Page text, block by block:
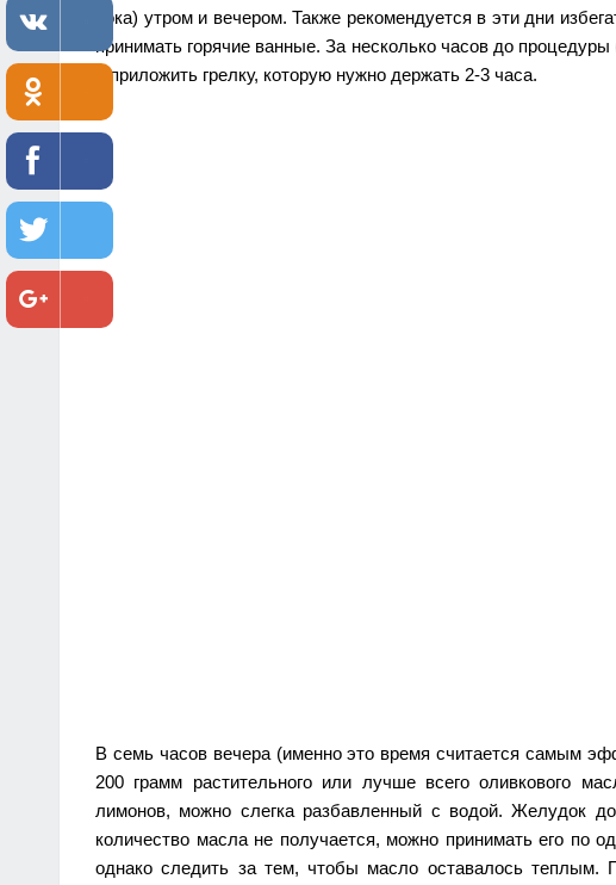
сока) утром и вечером. Также рекомендуется в эти дни
принимать горячие ванные. За несколько часов до
и приложить грелку, которую нужно держать 2-3 часа.
В семь часов вечера (именно это время считается самым
200 грамм растительного или лучше всего оливкового
лимонов, можно слегка разбавленный с водой. Желудок
количество масла не получается, можно принимать его по
однако следить за тем, чтобы масло оставалось теплым.